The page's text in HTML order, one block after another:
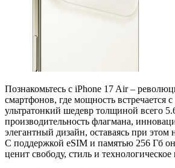
Познакомьтесь с iPhone 17 Air –
смартфонов, где мощность встречается
ультратонкий шедевр толщиной всего
производительность флагмана,
элегантный дизайн, оставаясь при
С поддержкой eSIM и памятью 256 Гб он
ценит свободу, стиль и технологическое